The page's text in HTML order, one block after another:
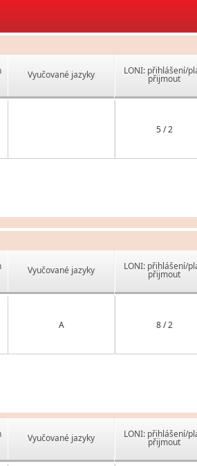
Vyučované jazyky LONI: přihlášení/
přijmout
5 / 2
Vyučované jazyky
A
LONI: přihlášení/
přijmout
8 / 2
Vyučované jazyky LONI: přihlášení/
přijmout